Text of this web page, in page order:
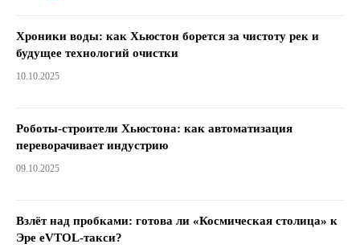
Хроники воды: как Хьюстон борется за чистоту рек и
будущее технологий очистки
10.10.2025
Роботы-строители Хьюстона: как автоматизация
переворачивает индустрию
09.10.2025
Взлёт над пробками: готова ли «Космическая столица» к
Эре eVTOL-такси?